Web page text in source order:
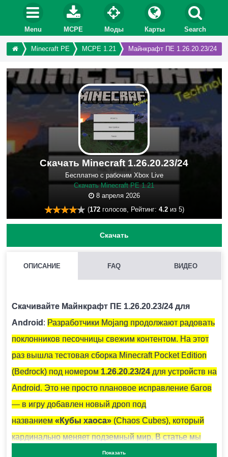
Menu MCPE Моды Карты Search
Minecraft PE MCPE 1.21 Майнкрафт ПЕ 1.26.20.23/24
Скачать Minecraft 1.26.20.23/24
Бесплатно с рабочим Xbox Live
Скачать Minecraft PE 1.21
8 апреля 2026
(172голосов, Рейтинг: 4.2из 5)
Скачать
ОПИСАНИЕ FAQ ВИДЕО
Скачивайте Майнкрафт ПЕ 1.26.20.23/24 для
Android : Разработчики Mojang продолжают радовать
поклонников песочницы свежим контентом. На этот
раз вышла тестовая сборка Minecraft Pocket Edition
(Bedrock) под номером 1.26.20.23/24для устройств на
Android. Это не просто плановое исправление багов
— в игру добавлен новый дроп под
названием «Кубы хаоса»(Chaos Cubes), который
кардинально меняет подземный мир. В статье мы
расскажем, где скачать обновление, какие блоки и
Показать
тонированного стекла.
КАК СКРАФТИТЬ ПОДЗОРНУЮ ТРУБУ В МАЙНКРАФТ?
Вам понадобится 2 медных слитка и 1 осколок
аметиста.
КАК ПОКРАСИТЬ СВЕЧИ В MINECRAFT PE?
Для этого необходимо использовать 1 из 16